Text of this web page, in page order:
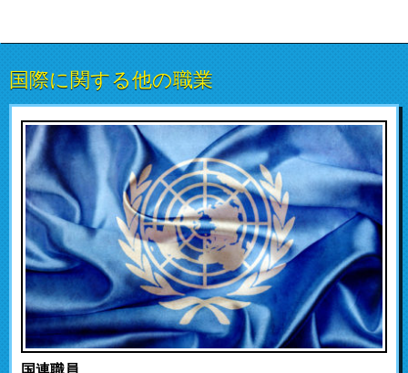
国際に関する他の職業
国連職員